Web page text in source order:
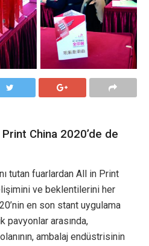
Print China 2020’de de
tutan fuarlardan All in Print
ve beklentilerini her
en son stant uygulama
pavyonlar arasında,
ambalaj endüstrisinin